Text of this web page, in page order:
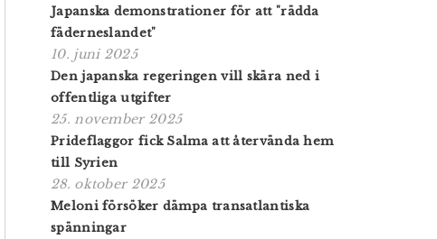
Japanska demonstrationer för att "rädda
fäderneslandet"
10. juni 2025
Den japanska regeringen vill skära ned i
offentliga utgifter
25. november 2025
Prideflaggor fick Salma att återvända hem
till Syrien
28. oktober 2025
Meloni försöker dämpa transatlantiska
spänningar